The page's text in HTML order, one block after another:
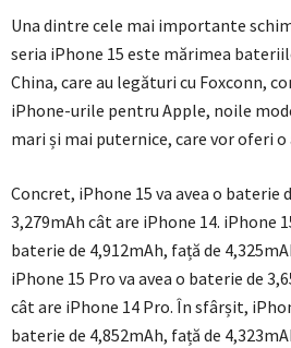
Una dintre cele mai importante
seria iPhone 15 este mărimea
China, care au legături cu Foxconn,
iPhone-urile pentru Apple, noile
mari și mai puternice, care vor oferi
Concret, iPhone 15 va avea o baterie
3,279mAh cât are iPhone 14. iPhone
baterie de 4,912mAh, față de
iPhone 15 Pro va avea o baterie de
cât are iPhone 14 Pro. În sfârșit,
baterie de 4,852mAh, față de